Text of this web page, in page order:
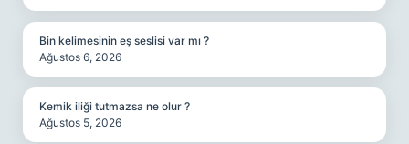
Bin kelimesinin eş seslisi var mı ?
Ağustos 6, 2026
Kemik iliği tutmazsa ne olur ?
Ağustos 5, 2026